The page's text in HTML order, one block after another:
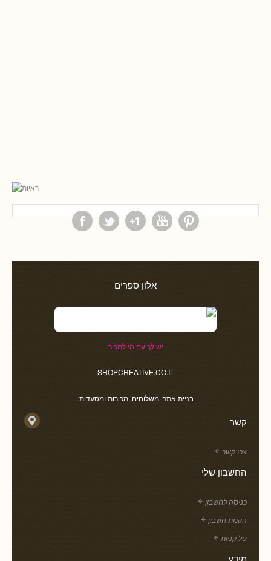
אלון ספרים
יש לך עם מי למכור
SHOPCREATIVE.CO.IL
בניית אתרי משלוחים, מכירות ומסעדות.
קשר
צרו קשר
החשבון שלי
כניסה לחשבון
הקמת חשבון
סל קניות
מידע